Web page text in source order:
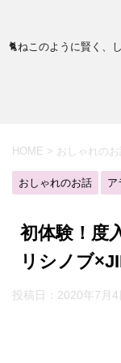
🐈ねこのように賢く、
HOME > おしゃれのお
おしゃれのお話 ア
初体験！度
リシノブ
投稿日： 2020年7月4